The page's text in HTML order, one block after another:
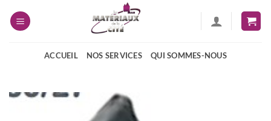
ACCUEIL NOS SERVICES QUI SOMMES-NOUS